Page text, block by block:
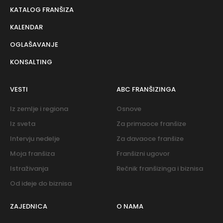
KATALOG FRANŠIZA
KALENDAR
OGLAŠAVANJE
KONSALTING
VESTI
Iz zemlje i regiona
Iz sveta
Intervju nedelje
Moja franšiza
Istraživanja
Od ideje do biznisa
ABC FRANŠIZINGA
Osnove
Za primaoce franšize
Za davaoce franšize
Franšizni ugovor
Rečnik franšizinga i biznisa
ZAJEDNICA O NAMA